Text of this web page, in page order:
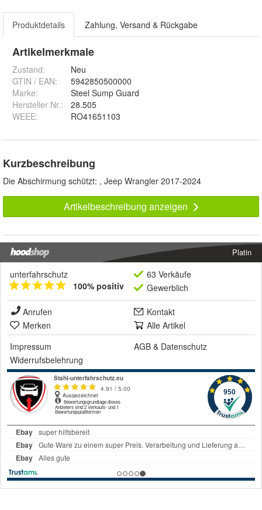
Produktdetails Zahlung, Versand & Rückgabe
Artikelmerkmale
Zustand:
Neu
GTIN / EAN:
5942850500000
Marke:
Steel Sump Guard
Hersteller Nr.:
28.505
WEEE: RO41651103
Kurzbeschreibung
Die Abschirmung schützt: , Jeep Wrangler 2017-2024
Artikelbeschreibung anzeigen
Platin
unterfahrschutz
100% positiv
63 Verkäufe
Gewerblich
Anrufen
Kontakt
Merken
Alle Artikel
Impressum
AGB & Datenschutz
Widerrufsbelehrung